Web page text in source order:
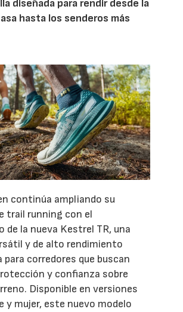
diseñada para rendir desde la
hasta los senderos más
continúa ampliando su
trail running con el
de la nueva Kestrel TR, una
y de alto rendimiento
para corredores que buscan
y confianza sobre
Disponible en versiones
y mujer, este nuevo modelo